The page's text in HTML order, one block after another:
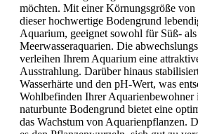
möchten. Mit einer Körnungsgröße
dieser hochwertige Bodengrund
Aquarium, geeignet sowohl für Süß-
Meerwasseraquarien. Die
verleihen Ihrem Aquarium eine
Ausstrahlung. Darüber hinaus
Wasserhärte und den pH-Wert, was
Wohlbefinden Ihrer Aquarienbewohner
naturbunte Bodengrund bietet eine
das Wachstum von Aquarienpflanzen.